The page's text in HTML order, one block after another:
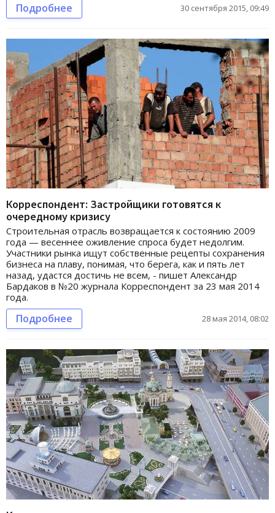
Подробнее 30 сентября 2015, 09:49
Корреспондент: Застройщики готовятся к
очередному кризису
Строительная отрасль возвращается к состоянию 2009
года — весеннее оживление спроса будет недолгим.
Участники рынка ищут собственные рецепты сохранения
бизнеса на плаву, понимая, что берега, как и пять лет
назад, удастся достичь не всем, - пишет Александр
Бардаков в №20 журнала Корреспондент за 23 мая 2014
года.
Подробнее 28 мая 2014, 08:02